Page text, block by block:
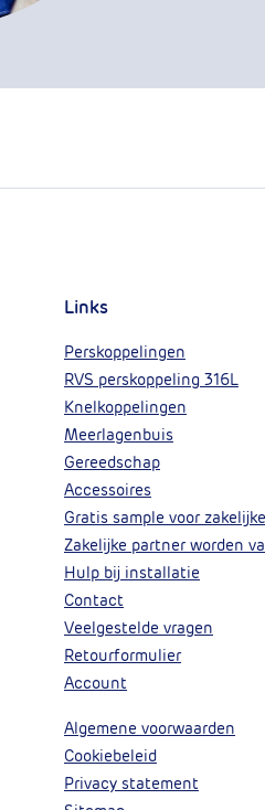
Links
Perskoppelingen
RVS perskoppeling 316L
Knelkoppelingen
Meerlagenbuis
Gereedschap
Accessoires
Gratis sample voor
Zakelijke partner worden
Hulp bij installatie
Contact
Veelgestelde vragen
Retourformulier
Account
Algemene voorwaarden
Cookiebeleid
Privacy statement